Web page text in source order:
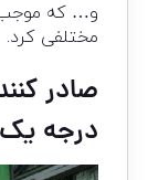
و… که موجب
مختلفی کرد.
صادر
درجه یک